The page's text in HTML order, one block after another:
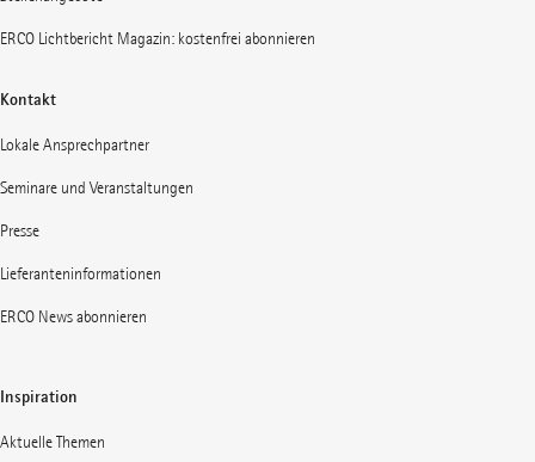
ERCO Lichtbericht Magazin: kostenfrei abonnieren
Kontakt
Lokale Ansprechpartner
Seminare und Veranstaltungen
Presse
Lieferanteninformationen
ERCO News abonnieren
Inspiration
Aktuelle Themen